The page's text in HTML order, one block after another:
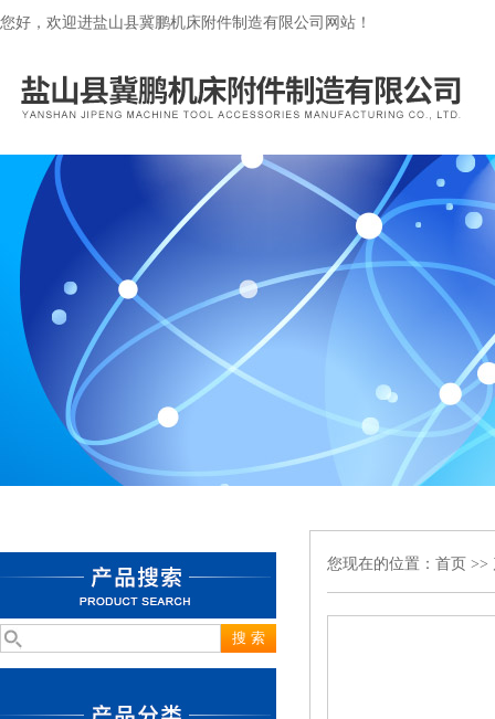
您好，欢迎进盐山县冀鹏机床附件制造有限公司网站！
您现在的位置： 首页 >>